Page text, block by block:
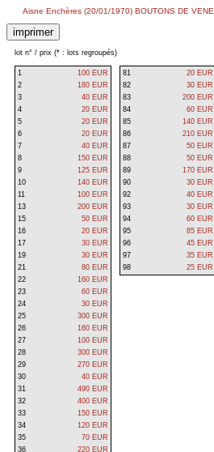
Aisne Enchères (20/01/1970) BOUTONS DE
lot n° / prix (* : lots regroupés)
1
100 EUR
2
180 EUR
3
40 EUR
4
20 EUR
5
20 EUR
6
20 EUR
7
40 EUR
8
150 EUR
9
125 EUR
10
140 EUR
11
100 EUR
13
200 EUR
15
50 EUR
16
20 EUR
17
30 EUR
19
30 EUR
21
80 EUR
22
160 EUR
23
60 EUR
24
30 EUR
25
300 EUR
26
160 EUR
27
100 EUR
28
300 EUR
29
270 EUR
30
40 EUR
31
490 EUR
32
400 EUR
33
150 EUR
34
120 EUR
35
70 EUR
36
220 EUR
81
20 EUR
82
30 EUR
83
200 EUR
84
60 EUR
85
140 EUR
86
210 EUR
87
50 EUR
88
50 EUR
89
170 EUR
90
30 EUR
92
40 EUR
93
30 EUR
94
60 EUR
95
85 EUR
96
45 EUR
97
35 EUR
98
25 EUR